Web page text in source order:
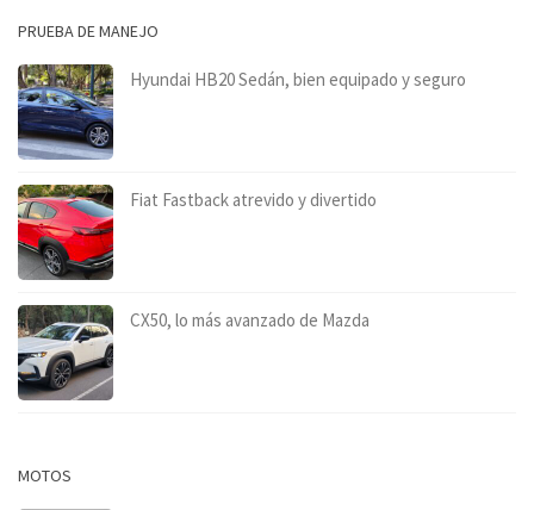
PRUEBA DE MANEJO
Hyundai HB20 Sedán, bien equipado y seguro
Fiat Fastback atrevido y divertido
CX50, lo más avanzado de Mazda
MOTOS